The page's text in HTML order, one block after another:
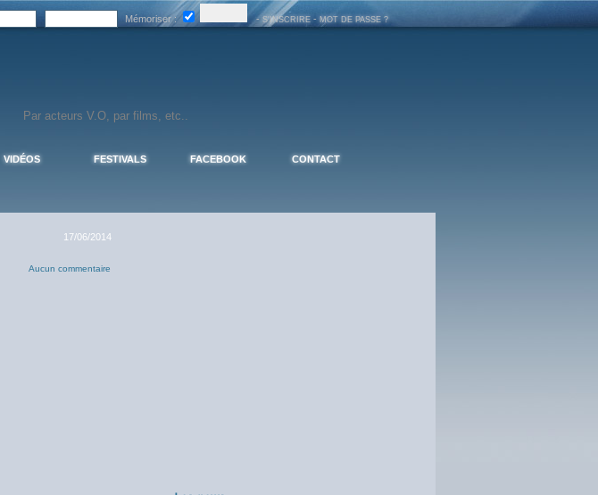
Mémoriser : -S'INSCRIRE -MOT DE PASSE ?
VIDÉOS FESTIVALS FACEBOOK CONTACT
17/06/2014
Aucun commentaire